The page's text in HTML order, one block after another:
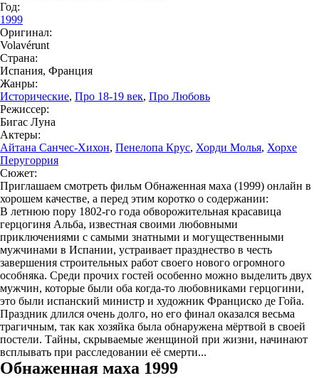
Год:
1999
Оригинал:
Volavérunt
Страна:
Испания, Франция
Жанры:
Исторические, Про 18-19 век, Про Любовь
Режиссер:
Бигас Луна
Актеры:
Айтана Санчес-Хихон, Пенелопа Крус, Хорди Молья, Хорхе
Перугоррия
Сюжет:
Приглашаем смотреть фильм Обнаженная маха (1999) онлайн в
хорошем качестве, а перед этим коротко о содержании:
В летнюю пору 1802-го года обворожительная красавица
герцогиня Альба, известная своими любовными
приключениями с самыми знатными и могущественными
мужчинами в Испании, устраивает празднество в честь
завершения строительных работ своего нового огромного
особняка. Среди прочих гостей особенно можно выделить двух
мужчин, которые были оба когда-то любовниками герцогини,
это были испанский министр и художник Франциско де Гойа.
Праздник длился очень долго, но его финал оказался весьма
трагичным, так как хозяйка была обнаружена мёртвой в своей
постели. Тайны, скрываемые женщиной при жизни, начинают
всплывать при расследовании её смерти...
Обнаженная маха 1999